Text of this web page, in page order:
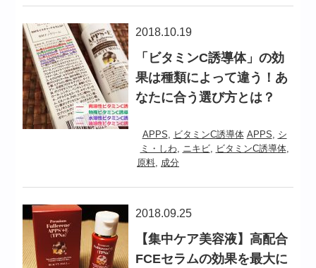
2018.10.19
「ビタミンC誘導体」の効
果は種類によって違う！あ
なたに合う選び方とは？
APPS, ビタミンC誘導体 APPS, シ
ミ・しわ, ニキビ, ビタミンC誘導体,
原料, 成分
2018.09.25
【集中ケア美容液】高配合
FCEセラムの効果を最大に